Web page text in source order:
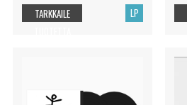
LP
TARKKAILE